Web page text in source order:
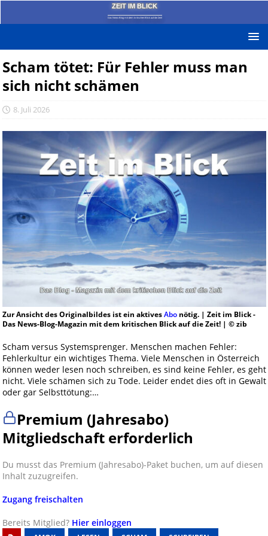
ZEIT IM BLICK
Das News-Blog mit dem kritischen Blick auf die Zeit!
Scham tötet: Für Fehler muss man
sich nicht schämen
8. Juli 2026
Zur Ansicht des Originalbildes ist ein aktivesAbonötig. | Zeit im Blick -
Das News-Blog-Magazin mit dem kritischen Blick auf die Zeit! | © zib
Scham versus Systemsprenger. Menschen machen Fehler:
Fehlerkultur ein wichtiges Thema. Viele Menschen in Österreich
können weder lesen noch schreiben, es sind keine Fehler, es geht
nicht. Viele schämen sich zu Tode. Leider endet dies oft in Gewalt
oder gar Selbsttötung:…
Premium (Jahresabo)
Mitgliedschaft erforderlich
Du musst das Premium (Jahresabo)-Paket buchen, um auf diesen
Inhalt zuzugreifen.
Zugang freischalten
Bereits Mitglied? Hier einloggen